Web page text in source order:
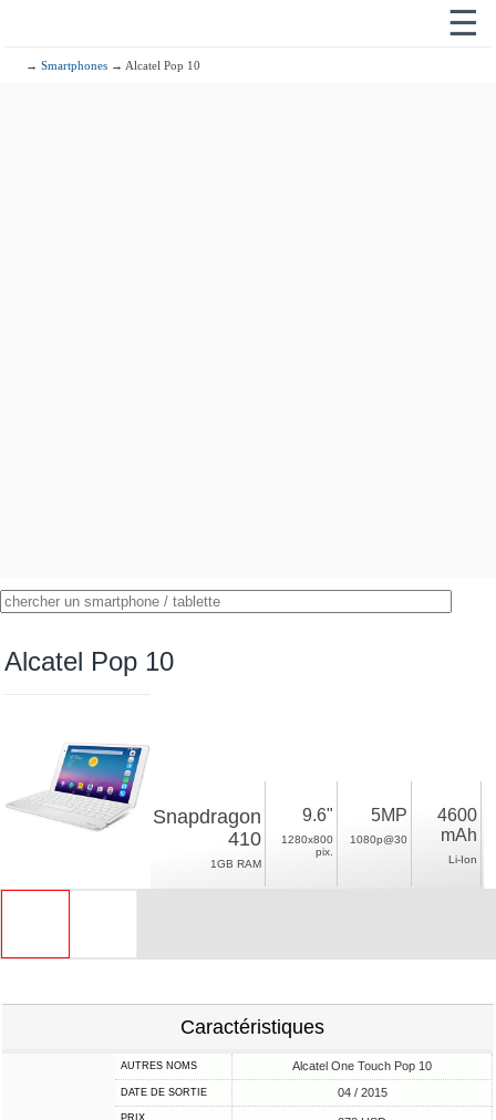
☰
→Smartphones → Alcatel Pop 10
Alcatel Pop 10
Snapdragon
410
1GB RAM
9.6"
1280x800
pix.
5MP
1080p@30
4600
mAh
Li-Ion
Caractéristiques
AUTRES NOMS Alcatel One Touch Pop 10
DATE DE SORTIE 04 / 2015
PRIX